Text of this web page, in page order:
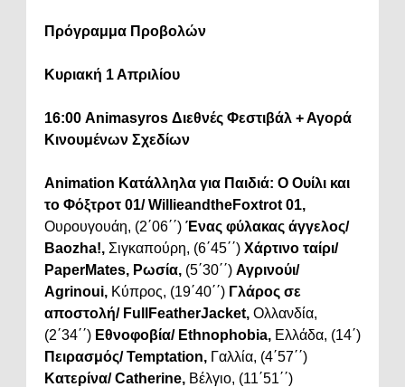
Πρόγραμμα Προβολών
Κυριακή 1 Απριλίου
16:00 Animasyros Διεθνές Φεστιβάλ + Αγορά
Κινουμένων Σχεδίων
Animation Κατάλληλα για Παιδιά: O Ουίλι και
το Φόξτροτ 01/ WillieandtheFoxtrot 01,
Ουρουγουάη, (2΄06΄΄) Ένας φύλακας άγγελος/
Baozha!, Σιγκαπούρη, (6΄45΄΄) Χάρτινο ταίρι/
PaperMates, Ρωσία, (5΄30΄΄) Αγρινούι/
Agrinoui, Κύπρος, (19΄40΄΄) Γλάρος σε
αποστολή/ FullFeatherJacket, Ολλανδία,
(2΄34΄΄) Εθνοφοβία/ Ethnophobia, Ελλάδα, (14΄)
Πειρασμός/ Temptation, Γαλλία, (4΄57΄΄)
Κατερίνα/ Catherine, Βέλγιο, (11΄51΄΄)